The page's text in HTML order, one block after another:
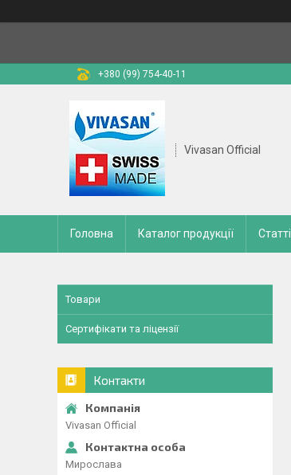
+380 (99) 754-40-11
Vivasan Official
Головна Каталог продукції Статті
Товари
Сертифікати та ліцензії
Контакти
Vivasan Official
Мирослава